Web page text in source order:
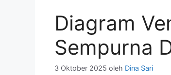
Diagram
Sempurna
3 Oktober 2025 oleh Dina Sari